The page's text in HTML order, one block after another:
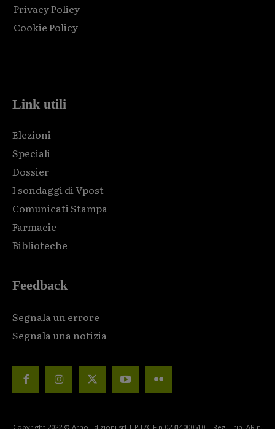
Privacy Policy
Cookie Policy
Link utili
Elezioni
Speciali
Dossier
I sondaggi di Vpost
Comunicati Stampa
Farmacie
Biblioteche
Feedback
Segnala un errore
Segnala una notizia
Copyright 2022 © Arno Edizioni srl | P.I./C.F n.02314000510 | Reg. Trib. AR n.